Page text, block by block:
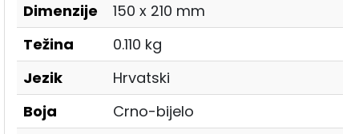
Dimenzije
150 x 210 mm
Težina
0.110 kg
Jezik
Hrvatski
Boja
Crno-bijelo